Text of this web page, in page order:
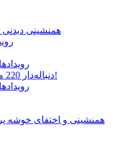
همنشینی دیدنی
رویدادهای
دنباله‌دار 220 مکنات 8000 برابر درخشان شد!
رویدادهای
همنشینی و اختفای خوشه پروین با ماه